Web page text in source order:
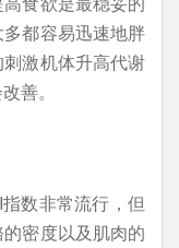
都容易迅速地胖
激机体升高代谢
善。
数非常流行，但
密度以及肌肉的